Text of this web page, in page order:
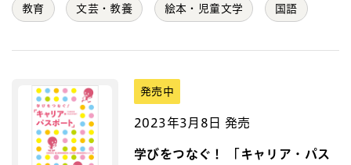
教育 文芸・教養 絵本・児童文学 国語
発売中
2023年3月8日 発売
学びをつなぐ！ 「キャリア・パス